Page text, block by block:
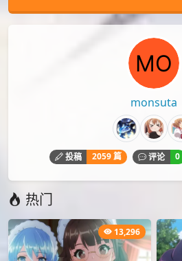
monsuta
投稿 2059 篇 评论 0
热门
13,296